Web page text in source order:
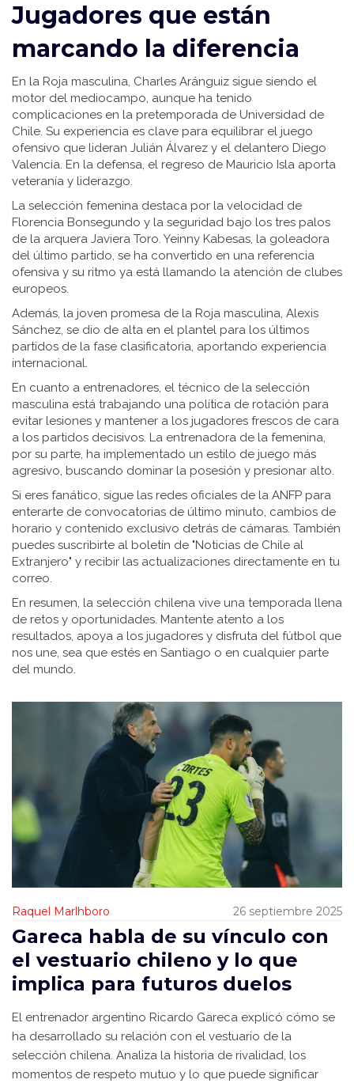
Jugadores que están
marcando la diferencia
En la Roja masculina, Charles Aránguiz sigue siendo el
motor del mediocampo, aunque ha tenido
complicaciones en la pretemporada de Universidad de
Chile. Su experiencia es clave para equilibrar el juego
ofensivo que lideran Julián Álvarez y el delantero Diego
Valencia. En la defensa, el regreso de Mauricio Isla aporta
veteranía y liderazgo.
La selección femenina destaca por la velocidad de
Florencia Bonsegundo y la seguridad bajo los tres palos
de la arquera Javiera Toro. Yeinny Kabesas, la goleadora
del último partido, se ha convertido en una referencia
ofensiva y su ritmo ya está llamando la atención de clubes
europeos.
Además, la joven promesa de la Roja masculina, Alexis
Sánchez, se dio de alta en el plantel para los últimos
partidos de la fase clasificatoria, aportando experiencia
internacional.
En cuanto a entrenadores, el técnico de la selección
masculina está trabajando una política de rotación para
evitar lesiones y mantener a los jugadores frescos de cara
a los partidos decisivos. La entrenadora de la femenina,
por su parte, ha implementado un estilo de juego más
agresivo, buscando dominar la posesión y presionar alto.
Si eres fanático, sigue las redes oficiales de la ANFP para
enterarte de convocatorias de último minuto, cambios de
horario y contenido exclusivo detrás de cámaras. También
puedes suscribirte al boletín de "Noticias de Chile al
Extranjero" y recibir las actualizaciones directamente en tu
correo.
En resumen, la selección chilena vive una temporada llena
de retos y oportunidades. Mantente atento a los
resultados, apoya a los jugadores y disfruta del fútbol que
nos une, sea que estés en Santiago o en cualquier parte
del mundo.
Raquel Marlhboro 26 septiembre 2025
Gareca habla de su vínculo con
el vestuario chileno y lo que
implica para futuros duelos
El entrenador argentino Ricardo Gareca explicó cómo se
ha desarrollado su relación con el vestuario de la
selección chilena. Analiza la historia de rivalidad, los
momentos de respeto mutuo y lo que puede significar